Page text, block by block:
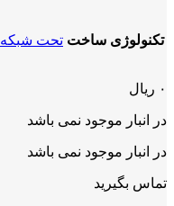
تکنولوژی ساخت تحت شبکه IP
۰ ریال
در انبار موجود نمی باشد
در انبار موجود نمی باشد
تماس بگیرید